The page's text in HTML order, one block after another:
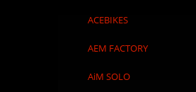
ACEBIKES
AEM FACTORY
AiM SOLO